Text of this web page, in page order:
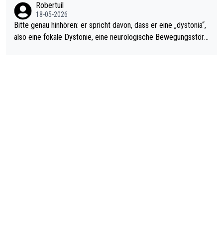
Robertuil
18-05-2026
Bitte genau hinhören: er spricht davon, dass er eine „dystonia“,
also eine fokale Dystonie, eine neurologische Bewegungsstöru